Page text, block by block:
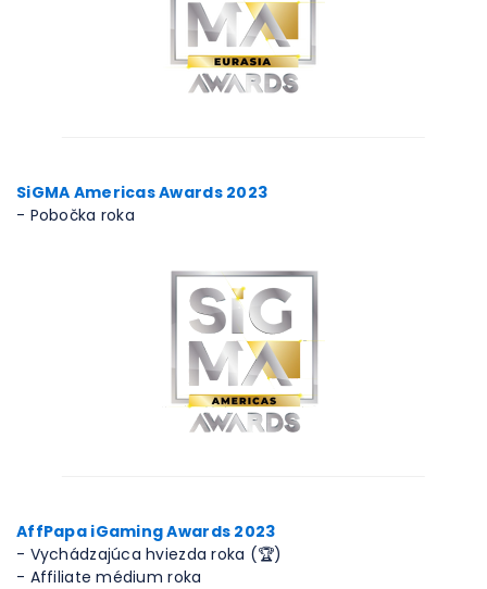
SiGMA Americas Awards 2023
- Pobočka roka
AffPapa iGaming Awards 2023
- Vychádzajúca hviezda roka (🏆)
- Affiliate médium roka